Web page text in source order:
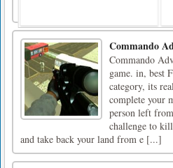
Commando
Commando
game. in, best
category, its
complete your
person left
challenge to
and take back your land from e [...]